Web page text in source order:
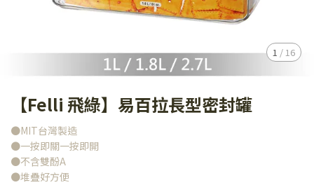
1 /16
【Felli 飛綠】易百拉長型密封罐
●MIT台灣製造
●一按即關一按即開
●不含雙酚A
●堆疊好方便